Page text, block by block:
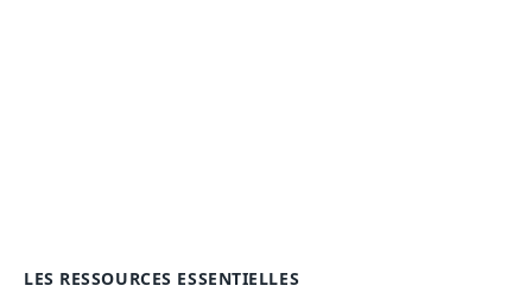
LES RESSOURCES ESSENTIELLES